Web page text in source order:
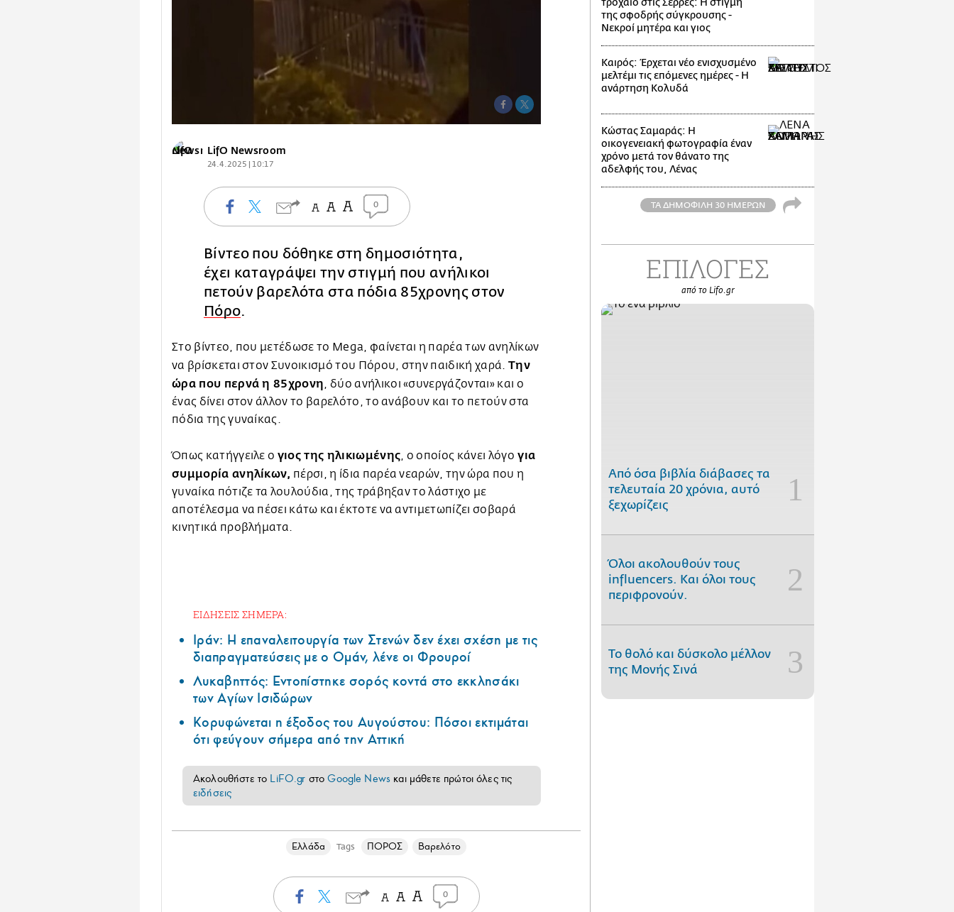
LifO Newsroom
24.4.2025 | 10:17
0
Βίντεο που δόθηκε στη δημοσιότητα,
έχει καταγράψει την στιγμή που ανήλικοι
πετούν βαρελότα στα πόδια 85χρονης στον
Πόρο.
Στο βίντεο, που μετέδωσε το Mega, φαίνεται η παρέα των ανηλίκων
να βρίσκεται στον Συνοικισμό του Πόρου, στην παιδική χαρά. Την
ώρα που περνά η 85χρονη, δύο ανήλικοι «συνεργάζονται» και ο
ένας δίνει στον άλλον το βαρελότο, το ανάβουν και το πετούν στα
πόδια της γυναίκας.
Όπως κατήγγειλε ο γιος της ηλικιωμένης, ο οποίος κάνει λόγο για
συμμορία ανηλίκων, πέρσι, η ίδια παρέα νεαρών, την ώρα που η
γυναίκα πότιζε τα λουλούδια, της τράβηξαν το λάστιχο με
αποτέλεσμα να πέσει κάτω και έκτοτε να αντιμετωπίζει σοβαρά
κινητικά προβλήματα.
ΕΙΔΗΣΕΙΣ ΣΗΜΕΡΑ:
Ιράν: Η επαναλειτουργία των Στενών δεν έχει σχέση με τις
διαπραγματεύσεις με ο Ομάν, λένε οι Φρουροί
Λυκαβηττός: Εντοπίστηκε σορός κοντά στο εκκλησάκι
των Αγίων Ισιδώρων
Κορυφώνεται η έξοδος του Αυγούστου: Πόσοι εκτιμάται
ότι φεύγουν σήμερα από την Αττική
Ακολουθήστε το LiFO.gr στοGoogle News και μάθετε πρώτοι όλες τις
ειδήσεις
Ελλάδα Tags ΠΟΡΟΣ Βαρελότο
0
τροχαίο στις Σέρρες: Η στιγμή
της σφοδρής σύγκρουσης -
Νεκροί μητέρα και γιος
Καιρός: Έρχεται νέο ενισχυσμένο
μελτέμι τις επόμενες ημέρες - Η
ανάρτηση Κολυδά
Κώστας Σαμαράς: Η
οικογενειακή φωτογραφία έναν
χρόνο μετά τον θάνατο της
αδελφής του, Λένας
ΤΑ ΔΗΜΟΦΙΛΗ 30 ΗΜΕΡΩΝ
ΕΠΙΛΟΓΕΣ
από το Lifo.gr
Από όσα βιβλία διάβασες τα
τελευταία 20 χρόνια, αυτό
ξεχωρίζεις
Όλοι ακολουθούν τους
influencers. Και όλοι τους
περιφρονούν.
Το θολό και δύσκολο μέλλον
της Μονής Σινά